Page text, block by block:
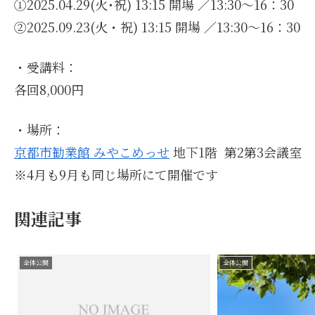
①2025.04.29(火･祝) 13:15 開場 ／13:30〜16：30
②2025.09.23(火・祝) 13:15 開場 ／13:30〜16：30
・受講料：
各回8,000円
​・場所：
京都市勧業館 みやこめっせ​​​ 地下1階 第2第3会議室
※4月も9月も同じ場所にて開催です
関連記事
全体公開 全体公開